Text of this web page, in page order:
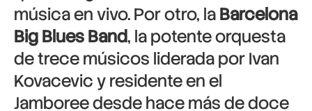
música en vivo. Por otro, laBarcelona
Big Blues Band, la potente orquesta
de trece músicos liderada por Ivan
Kovacevic y residente en el
Jamboree desde hace más de doce